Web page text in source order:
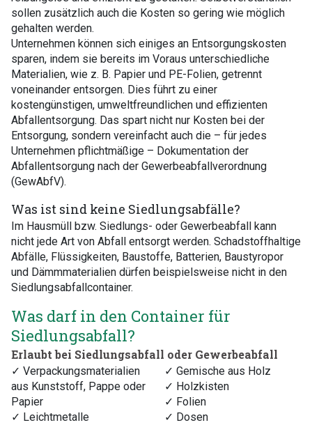
sollen zusätzlich auch die Kosten so gering wie möglich
gehalten werden.
Unternehmen können sich einiges an Entsorgungskosten
sparen, indem sie bereits im Voraus unterschiedliche
Materialien, wie z. B. Papier und PE-Folien, getrennt
voneinander entsorgen. Dies führt zu einer
kostengünstigen, umweltfreundlichen und effizienten
Abfallentsorgung. Das spart nicht nur Kosten bei der
Entsorgung, sondern vereinfacht auch die – für jedes
Unternehmen pflichtmäßige – Dokumentation der
Abfallentsorgung nach der Gewerbeabfallverordnung
(GewAbfV).
Was ist sind keine Siedlungsabfälle?
Im Hausmüll bzw. Siedlungs- oder Gewerbeabfall kann
nicht jede Art von Abfall entsorgt werden. Schadstoffhaltige
Abfälle, Flüssigkeiten, Baustoffe, Batterien, Baustyropor
und Dämmmaterialien dürfen beispielsweise nicht in den
Siedlungsabfallcontainer.
Was darf in den Container für
Siedlungsabfall?
Erlaubt bei Siedlungsabfall oder Gewerbeabfall
✓ Verpackungsmaterialien
aus Kunststoff, Pappe oder
Papier
✓ Leichtmetalle
✓ Gemische aus Holz
✓ Holzkisten
✓ Folien
✓ Dosen